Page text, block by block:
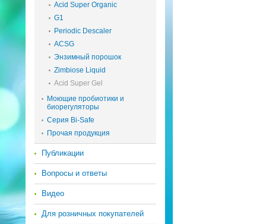
Acid Super Organic
G1
Periodic Descaler
ACSG
Энзимный порошок
Zimbiose Liquid
Acid Super Gel
Моющие пробиотики и
биорегуляторы
Серия Bi-Safe
Прочая продукция
Публикации
Вопросы и ответы
Видео
Для розничных покупателей